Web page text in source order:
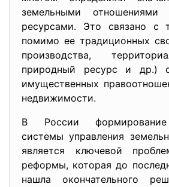
земельными
ресурсами. Это связано с
помимо ее традиционных
производства,
природный ресурс и др.)
имущественных
недвижимости.
В России формирование
системы управления
является ключевой
реформы, которая до
нашла окончательного